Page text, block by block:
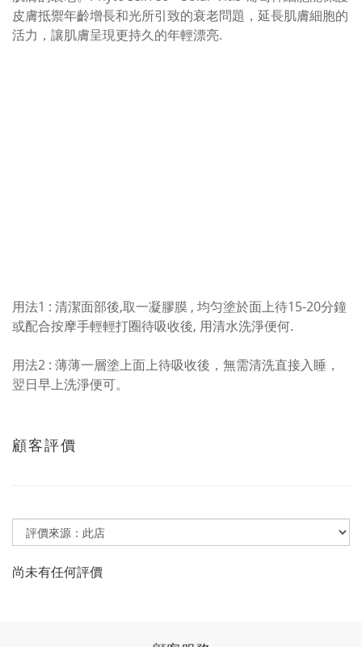
皮膚抵禦年齡增長和光所引致的衰老問題，延長肌膚細胞的
活力，讓肌膚呈現更持久的年輕漂亮.
用法1 : 清潔面部後,取一凝膠膜 , 均匀塗於面上待15-20分鐘
或配合按摩手輕輕打圈待吸收後, 用清水洗淨便何.
用法2 : 薄薄一層塗上面上待吸收後，無需清洗直接入睡，
翌日早上洗淨便可。
顧客評價
尚未有任何評價